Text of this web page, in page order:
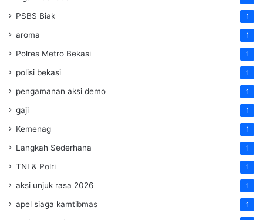
PSBS Biak 1
aroma 1
Polres Metro Bekasi 1
polisi bekasi 1
pengamanan aksi demo 1
gaji 1
Kemenag 1
Langkah Sederhana 1
TNI & Polri 1
aksi unjuk rasa 2026 1
apel siaga kamtibmas 1